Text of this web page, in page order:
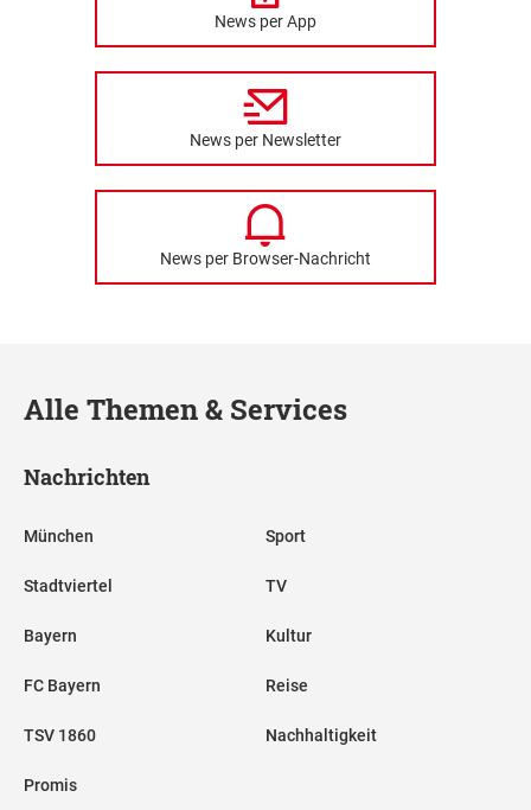
News per App
News per Newsletter
News per Browser-Nachricht
Alle Themen & Services
Nachrichten
München
Stadtviertel
Bayern
FC Bayern
TSV 1860
Promis
Sport
TV
Kultur
Reise
Nachhaltigkeit